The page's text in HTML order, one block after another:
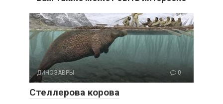
ДИНОЗАВРЫ 0
Стеллерова корова